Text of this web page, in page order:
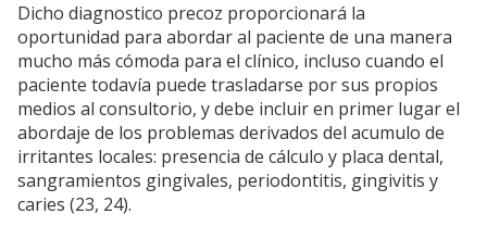
Dicho diagnostico precoz proporcionará la
oportunidad para abordar al paciente de una manera
mucho más cómoda para el clínico, incluso cuando el
paciente todavía puede trasladarse por sus propios
medios al consultorio, y debe incluir en primer lugar el
abordaje de los problemas derivados del acumulo de
irritantes locales: presencia de cálculo y placa dental,
sangramientos gingivales, periodontitis, gingivitis y
caries (23, 24).